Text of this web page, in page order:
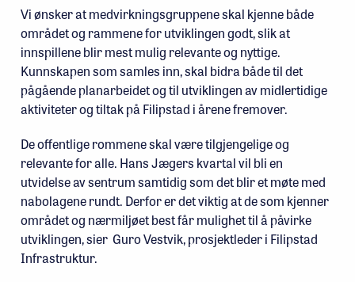
Vi ønsker at medvirkningsgruppene skal kjenne både
området og rammene for utviklingen godt, slik at
innspillene blir mest mulig relevante og nyttige.
Kunnskapen som samles inn, skal bidra både til det
pågående planarbeidet og til utviklingen av midlertidige
aktiviteter og tiltak på Filipstad i årene fremover.
De offentlige rommene skal være tilgjengelige og
relevante for alle. Hans Jægers kvartal vil bli en
utvidelse av sentrum samtidig som det blir et møte med
nabolagene rundt. Derfor er det viktig at de som kjenner
området og nærmiljøet best får mulighet til å påvirke
utviklingen, sier Guro Vestvik, prosjektleder i Filipstad
Infrastruktur.